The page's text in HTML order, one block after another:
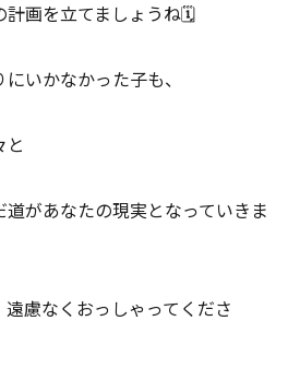
計画を立てましょうね🗓️
にいかなかった子も、
があなたの現実となっていきま
慮なくおっしゃってくださ